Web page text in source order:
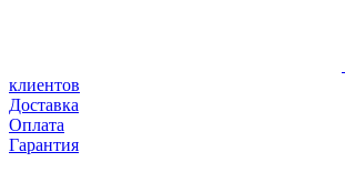
клиентов
Доставка
Оплата
Гарантия